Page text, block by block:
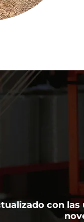
con